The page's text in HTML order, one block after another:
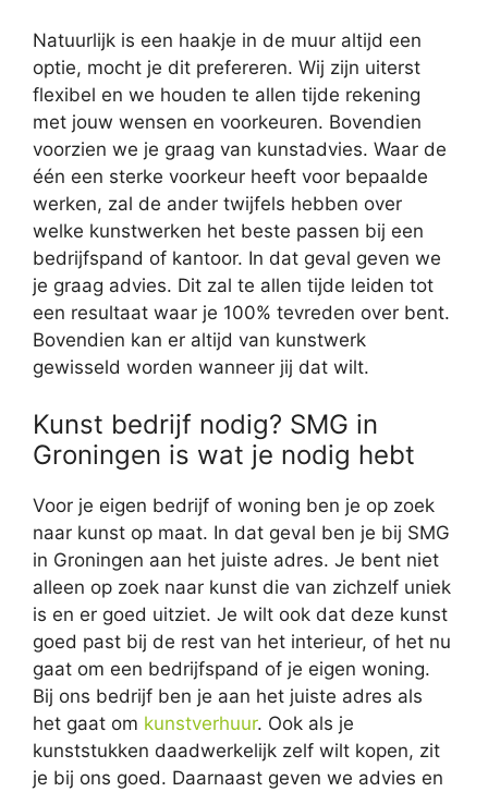
Natuurlijk is een haakje in de muur altijd een
optie, mocht je dit prefereren. Wij zijn uiterst
flexibel en we houden te allen tijde rekening
met jouw wensen en voorkeuren. Bovendien
voorzien we je graag van kunstadvies. Waar de
één een sterke voorkeur heeft voor bepaalde
werken, zal de ander twijfels hebben over
welke kunstwerken het beste passen bij een
bedrijfspand of kantoor. In dat geval geven we
je graag advies. Dit zal te allen tijde leiden tot
een resultaat waar je 100% tevreden over bent.
Bovendien kan er altijd van kunstwerk
gewisseld worden wanneer jij dat wilt.
Kunst bedrijf nodig? SMG in
Groningen is wat je nodig hebt
Voor je eigen bedrijf of woning ben je op zoek
naar kunst op maat. In dat geval ben je bij SMG
in Groningen aan het juiste adres. Je bent niet
alleen op zoek naar kunst die van zichzelf uniek
is en er goed uitziet. Je wilt ook dat deze kunst
goed past bij de rest van het interieur, of het nu
gaat om een bedrijfspand of je eigen woning.
Bij ons bedrijf ben je aan het juiste adres als
het gaat om kunstverhuur. Ook als je
kunststukken daadwerkelijk zelf wilt kopen, zit
je bij ons goed. Daarnaast geven we advies en